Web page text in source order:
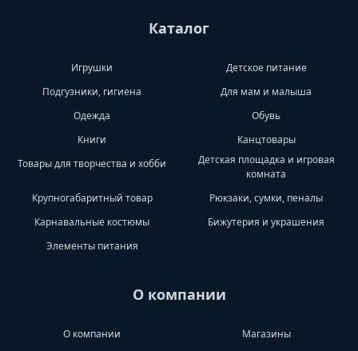
Каталог
Игрушки
Детское питание
Подгузники, гигиена
Для мам и малыша
Одежда
Обувь
Книги
Канцтовары
Товары для творчества и хобби
Детская площадка и игровая
комната
Крупногабаритный товар
Рюкзаки, сумки, пеналы
Карнавальные костюмы
Бижутерия и украшения
Элементы питания
О компании
О компании
Магазины